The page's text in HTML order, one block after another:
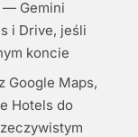
— Gemini
i Drive, jeśli
koncie
Google Maps,
Hotels do